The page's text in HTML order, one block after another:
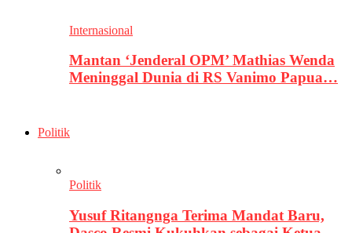
Internasional
Mantan ‘Jenderal OPM’ Mathias Wenda
Meninggal Dunia di RS Vanimo Papua…
Politik
Politik
Yusuf Ritangnga Terima Mandat Baru,